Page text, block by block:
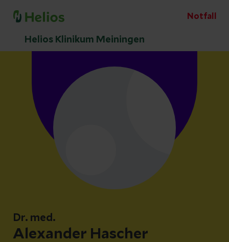
Notfall
Helios Klinikum Meiningen
Dr. med.
Alexander Hascher